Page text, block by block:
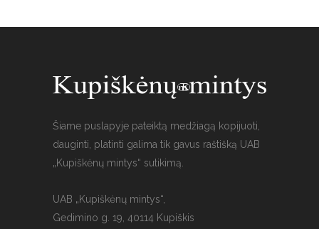
Šiame puslapyje pateiktą medžiagą kopijuoti,
dauginti, platinti galima tik gavus raštišką UAB
„Kupiškėnų mintys“ sutikimą.
UAB „Kupiškėnų mintys“,
Gedimino g. 19, 40114 Kupiškis